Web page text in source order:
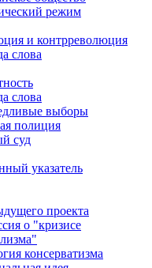
режим
и контрреволюция
слова
слова
выборы
полиция
суд
указатель
проекта
о "кризисе
консерватизма